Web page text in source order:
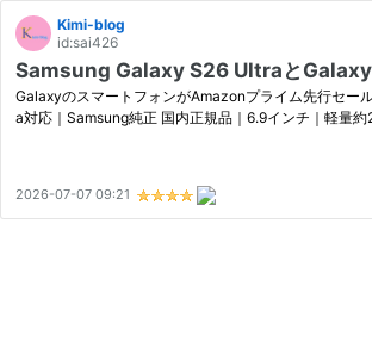
Kimi-blog
id:sai426
Samsung Galaxy S26 UltraとGalaxy
GalaxyのスマートフォンがAmazonプライム先行セー
a対応｜Samsung純正 国内正規品｜6.9インチ｜軽量
2026-07-07 09:21